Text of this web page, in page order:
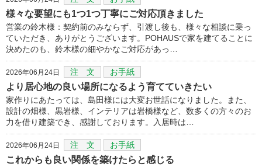
様々な要望にも1つ1つ丁寧にご対応頂きました
営業の鈴木様：契約前のみならず、引渡し後も、様々な相談に乗っ
ていただき、ありがとうございます。POHAUSで家を建てることに
決めたのも、鈴木様の細やかなご対応があっ…
2026年06月24日 注 文 お手紙
より居心地の良い場所になるよう育てていきたい
家作りにあたっては、島田様には大変お世話になりました。また、
設計の畑様、黒岩様、インテリアは岩橋様など、数多くの方々のお
力を借り建築でき、感謝しております。入居時は…
2026年06月24日 注 文 お手紙
これからも良い関係を築けたらと感じる